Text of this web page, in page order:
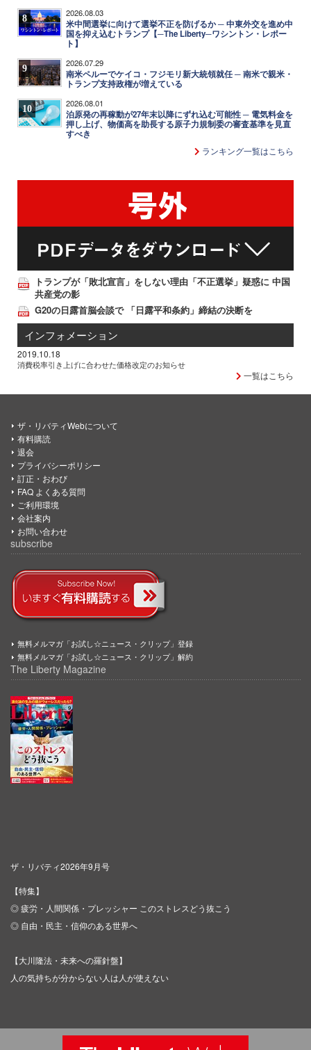
8 2026.08.03
米中間選挙に向けて選挙不正を防げるか ─ 中東外交を進め中
国を抑え込むトランプ【─The Liberty─ワシントン・レポー
ト】
9 2026.07.29
南米ペルーでケイコ・フジモリ新大統領就任 ─ 南米で親米・
トランプ支持政権が増えている
10 2026.08.01
泊原発の再稼動が27年末以降にずれ込む可能性 ─ 電気料金を
押し上げ、物価高を助長する原子力規制委の審査基準を見直
すべき
ランキング一覧はこちら
トランプが「敗北宣言」をしない理由「不正選挙」疑惑に 中国
共産党の影
G20の日露首脳会談で 「日露平和条約」締結の決断を
インフォメーション
2019.10.18
消費税率引き上げに合わせた価格改定のお知らせ
一覧はこちら
ザ・リバティWebについて
有料購読
退会
プライバシーポリシー
訂正・おわび
FAQ よくある質問
ご利用環境
会社案内
お問い合わせ
subscribe
無料メルマガ「お試し☆ニュース・クリップ」登録
無料メルマガ「お試し☆ニュース・クリップ」解約
The Liberty Magazine
ザ・リバティ2026年9月号
【特集】
◎ 疲労・人間関係・プレッシャー このストレスどう抜こう
◎ 自由・民主・信仰のある世界へ
【大川隆法・未来への羅針盤】
人の気持ちが分からない人は人が使えない